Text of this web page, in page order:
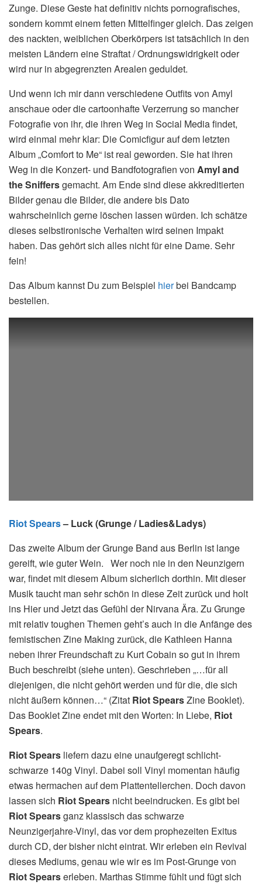
Zunge. Diese Geste hat definitiv nichts pornografisches,
sondern kommt einem fetten Mittelfinger gleich. Das zeigen
des nackten, weiblichen Oberkörpers ist tatsächlich in den
meisten Ländern eine Straftat / Ordnungswidrigkeit oder
wird nur in abgegrenzten Arealen geduldet.
Und wenn ich mir dann verschiedene Outfits von Amyl
anschaue oder die cartoonhafte Verzerrung so mancher
Fotografie von ihr, die ihren Weg in Social Media findet,
wird einmal mehr klar: Die Comicfigur auf dem letzten
Album „Comfort to Me“ ist real geworden. Sie hat ihren
Weg in die Konzert- und Bandfotografien von Amyl and
the Sniffersgemacht. Am Ende sind diese akkreditierten
Bilder genau die Bilder, die andere bis Dato
wahrscheinlich gerne löschen lassen würden. Ich schätze
dieses selbstironische Verhalten wird seinen Impakt
haben. Das gehört sich alles nicht für eine Dame. Sehr
fein!
Das Album kannst Du zum Beispiel hierbei Bandcamp
bestellen.
Riot Spears– Luck (Grunge / Ladies&Ladys)
Das zweite Album der Grunge Band aus Berlin ist lange
gereift, wie guter Wein. Wer noch nie in den Neunzigern
war, findet mit diesem Album sicherlich dorthin. Mit dieser
Musik taucht man sehr schön in diese Zeit zurück und holt
ins Hier und Jetzt das Gefühl der Nirvana Ära. Zu Grunge
mit relativ toughen Themen geht’s auch in die Anfänge des
femistischen Zine Making zurück, die Kathleen Hanna
neben ihrer Freundschaft zu Kurt Cobain so gut in ihrem
Buch beschreibt (siehe unten). Geschrieben „…für all
diejenigen, die nicht gehört werden und für die, die sich
nicht äußern können…“ (Zitat Riot SpearsZine Booklet).
Das Booklet Zine endet mit den Worten: In Liebe, Riot
Spears.
Riot Spears liefern dazu eine unaufgeregt schlicht-
schwarze 140g Vinyl. Dabei soll Vinyl momentan häufig
etwas hermachen auf dem Plattentellerchen. Doch davon
lassen sich Riot Spears nicht beeindrucken. Es gibt bei
Riot Spearsganz klassisch das schwarze
Neunzigerjahre-Vinyl, das vor dem prophezeiten Exitus
durch CD, der bisher nicht eintrat. Wir erleben ein Revival
dieses Mediums, genau wie wir es im Post-Grunge von
Riot Spearserleben. Marthas Stimme fühlt und fügt sich